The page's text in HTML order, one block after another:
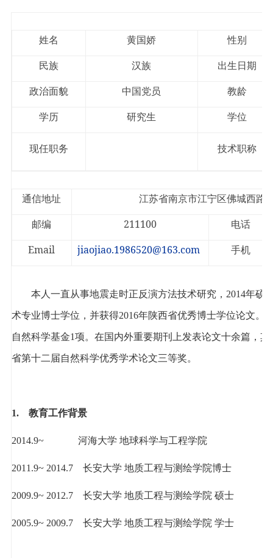
河海大学首页 EN
姓名 黄国娇 性别
民族 汉族 出生日期
政治面貌 中国党员 教龄
学历 研究生 学位
现任职务 技术职称
通信地址 江苏省南京市江宁区佛城西路
邮编 211100 电话
Email jiaojiao.1986520@163.com 手机
本人一直从事地震走时正反演方法技术研究， 2014年硕
术专业博士学位，并获得2016年陕西省优秀博士学位论文。
自然科学基金1项。在国内外重要期刊上发表论文十余篇，其
省第十二届自然科学优秀学术论文三等奖。
1. 教育工作背景
2014.9~ 河海大学 地球科学与工程学院
2011.9~ 2014.7 长安大学 地质工程与测绘学院博士
2009.9~ 2012.7 长安大学 地质工程与测绘学院 硕士
2005.9~ 2009.7 长安大学 地质工程与测绘学院 学士